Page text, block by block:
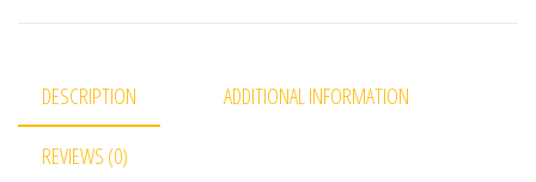
DESCRIPTION ADDITIONAL INFORMATION
REVIEWS (0)